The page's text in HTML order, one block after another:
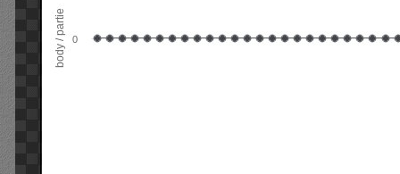
body / partie 0